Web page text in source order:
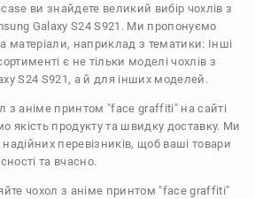
ви знайдете великий вибір чохлів з
Galaxy S24 S921. Ми пропонуємо
матеріали, наприклад з тематики: Інші
є не тільки моделі чохлів з
S24 S921, а й для інших моделей.
з аніме принтом "face graffiti" на сайті
якість продукту та швидку доставку. Ми
перевізників, щоб ваші товари
та вчасно.
чохол з аніме принтом "face graffiti"